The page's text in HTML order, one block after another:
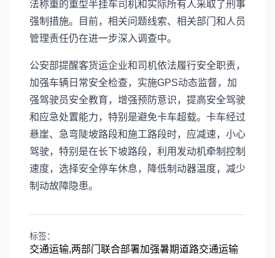
法称重的重型半挂车司机和实际所有人采取了刑事
强制措施。目前，相关问题线索、相关部门和人员
管理责任仍在进一步深入调查中。
公安部提醒客货运企业和司机依法履行安全职责，
加强车辆日常安全检查，实施GPS动态监督，加
强驾驶员安全教育，增强预防意识，提高安全驾驶
和应急处置能力，特别是避免卡车超载。卡车经过
悬崖、急弯陡坡路段和施工路段时，应减速，小心
驾驶，特别是在长下坡路段，利用发动机牵制控制
速度，选择安全停车休息，降低制动器温度，减少
制动故障隐患。
标签：
交通运输,两部门联合部署加强暑期道路交通运输